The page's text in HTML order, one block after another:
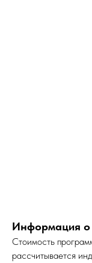
Информация о
Стоимость
рассчитывается